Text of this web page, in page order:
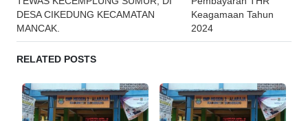
navigation
DESA CIKEDUNG KECAMATAN
MANCAK.
Keagamaan Tahun
2024
RELATED POSTS